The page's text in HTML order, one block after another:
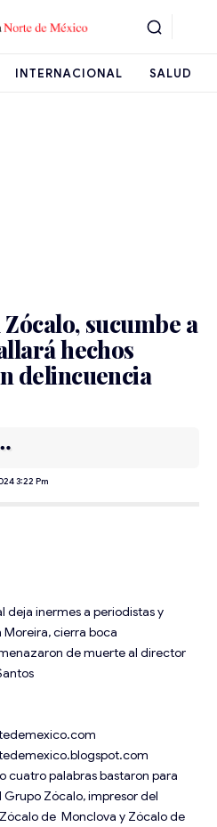
INTERNACIONAL SALUD
sucumbe a
hechos
delincuencia
3:22 Pm
deja inermes a periodistas y
Moreira, cierra boca
de muerte al director
cuatro palabras bastaron para
Zócalo, impresor del
de Monclova y Zócalo de